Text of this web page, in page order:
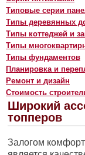
Типовые серии
Типы деревянных
Типы коттеджей и
Типы
Типы фундаментов
Планировка и
Ремонт и дизайн
Стоимость
Широкий
топперов
Залогом